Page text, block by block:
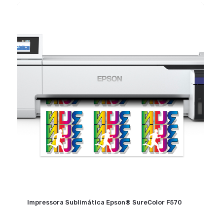
Impressora Sublimática Epson® SureColor F570